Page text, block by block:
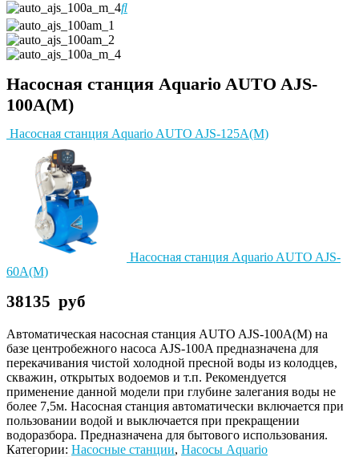
Насосная станция Aquario AUTO AJS-
100A(M)
Насосная станция Aquario AUTO AJS-125A(M)
Насосная станция Aquario AUTO AJS-
60A(M)
38135 руб
Автоматическая насосная станция AUTO AJS-100A(M) на
базе центробежного насоса AJS-100A предназначена для
перекачивания чистой холодной пресной воды из колодцев,
скважин, открытых водоемов и т.п. Рекомендуется
применение данной модели при глубине залегания воды не
более 7,5м. Насосная станция автоматически включается при
пользовании водой и выключается при прекращении
водоразбора. Предназначена для бытового использования.
Категории: Насосные станции, Насосы Aquario